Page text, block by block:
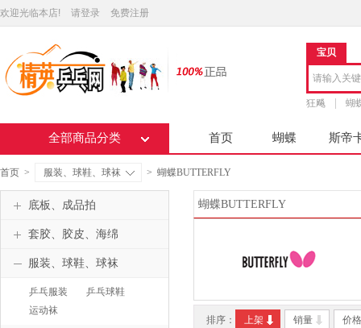
欢迎光临本店! 请登录 免费注册
宝贝
狂飚 蝴
全部商品分类 首页 蝴蝶 斯帝
首页 > 服装、球鞋、球袜 > 蝴蝶BUTTERFLY
蝴蝶BUTTERFLY
排序： 上架 销量 价格
底板、成品拍
套胶、胶皮、海绵
服装、球鞋、球袜
乒乓服装
乒乓球鞋
运动袜